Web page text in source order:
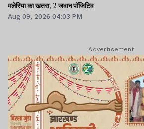
मलेरिया का खतरा, 2 जवान पॉजिटिव
Aug 09, 2026 04:03 PM
Advertisement